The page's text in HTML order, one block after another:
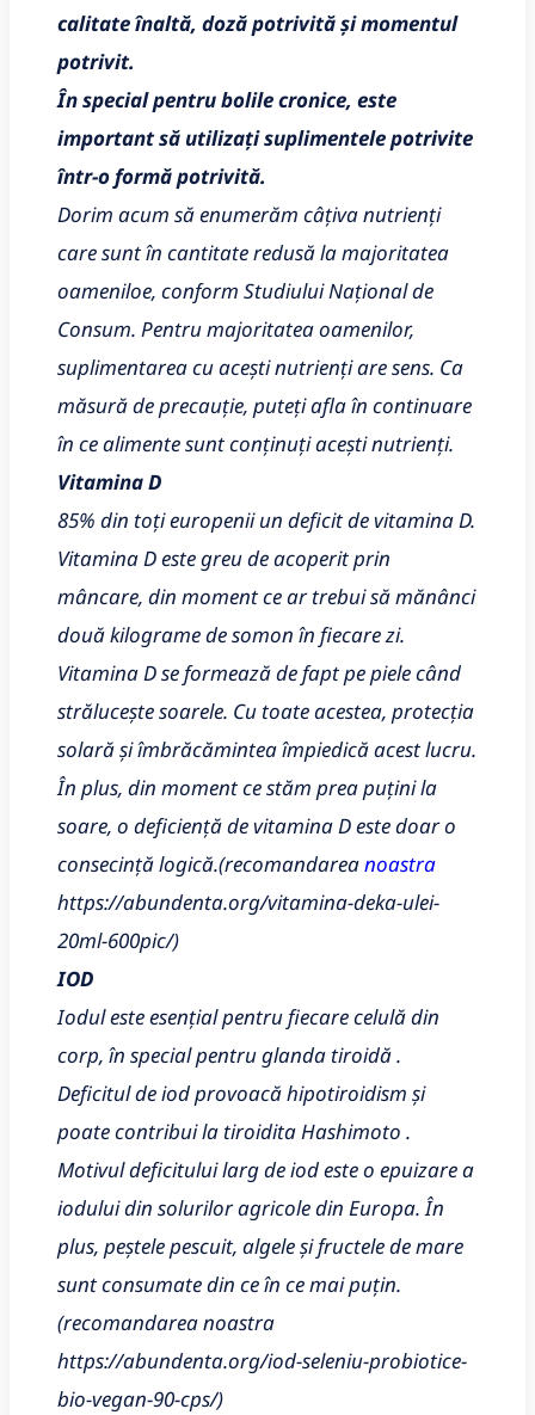
calitate înaltă, doză potrivită și momentul
potrivit.
În special pentru bolile cronice, este
important să utilizați suplimentele potrivite
într-o formă potrivită.
Dorim acum să enumerăm câțiva nutrienți
care sunt în cantitate redusă la majoritatea
oameniloe, conform Studiului Național de
Consum. Pentru majoritatea oamenilor,
suplimentarea cu acești nutrienți are sens. Ca
măsură de precauție, puteți afla în continuare
în ce alimente sunt conținuți acești nutrienți.
Vitamina D
85% din toți europenii un deficit de vitamina D.
Vitamina D este greu de acoperit prin
mâncare, din moment ce ar trebui să mănânci
două kilograme de somon în fiecare zi.
Vitamina D se formează de fapt pe piele când
strălucește soarele. Cu toate acestea, protecția
solară și îmbrăcămintea împiedică acest lucru.
În plus, din moment ce stăm prea puțini la
soare, o deficiență de vitamina D este doar o
consecință logică.(recomandareanoastra
https://abundenta.org/vitamina-deka-ulei-
20ml-600pic/)
IOD
Iodul este esențial pentru fiecare celulă din
corp, în special pentru glanda tiroidă .
Deficitul de iod provoacă hipotiroidism și
poate contribui la tiroidita Hashimoto .
Motivul deficitului larg de iod este o epuizare a
iodului din solurilor agricole din Europa. În
plus, peștele pescuit, algele și fructele de mare
sunt consumate din ce în ce mai puțin.
(recomandarea noastra
https://abundenta.org/iod-seleniu-probiotice-
bio-vegan-90-cps/)